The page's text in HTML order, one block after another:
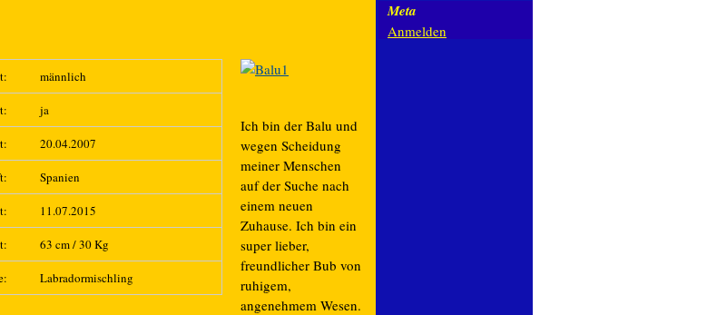
männlich
ja
20.04.2007
Spanien
11.07.2015
63 cm / 30 Kg
Labradormischling
Ich bin der Balu und
wegen Scheidung
meiner Menschen
auf der Suche nach
einem neuen
Zuhause. Ich bin ein
super lieber,
freundlicher Bub von
ruhigem,
angenehmem Wesen.
Meta
Anmelden